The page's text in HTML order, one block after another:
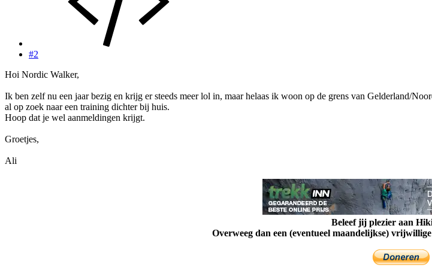
#2
Hoi Nordic Walker,
Ik ben zelf nu een jaar bezig en krijg er steeds meer lol in, maar helaas ik woon op de grens van Gelderland/
al op zoek naar een training dichter bij huis.
Hoop dat je wel aanmeldingen krijgt.
Groetjes,
Ali
Beleef jij plezier aan
Overweeg dan een (eventueel maandelijkse)